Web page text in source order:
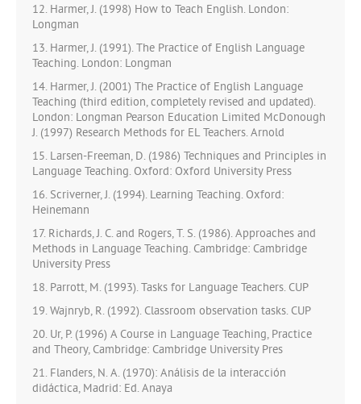
12. Harmer, J. (1998) How to Teach English. London:
Longman
13. Harmer, J. (1991). The Practice of English Language
Teaching. London: Longman
14. Harmer, J. (2001) The Practice of English Language
Teaching (third edition, completely revised and updated).
London: Longman Pearson Education Limited McDonough
J. (1997) Research Methods for EL Teachers. Arnold
15. Larsen-Freeman, D. (1986) Techniques and Principles in
Language Teaching. Oxford: Oxford University Press
16. Scriverner, J. (1994). Learning Teaching. Oxford:
Heinemann
17. Richards, J. C. and Rogers, T. S. (1986). Approaches and
Methods in Language Teaching. Cambridge: Cambridge
University Press
18. Parrott, M. (1993). Tasks for Language Teachers. CUP
19. Wajnryb, R. (1992). Classroom observation tasks. CUP
20. Ur, P. (1996) A Course in Language Teaching, Practice
and Theory, Cambridge: Cambridge University Pres
21. Flanders, N. A. (1970): Análisis de la interacción
didáctica, Madrid: Ed. Anaya